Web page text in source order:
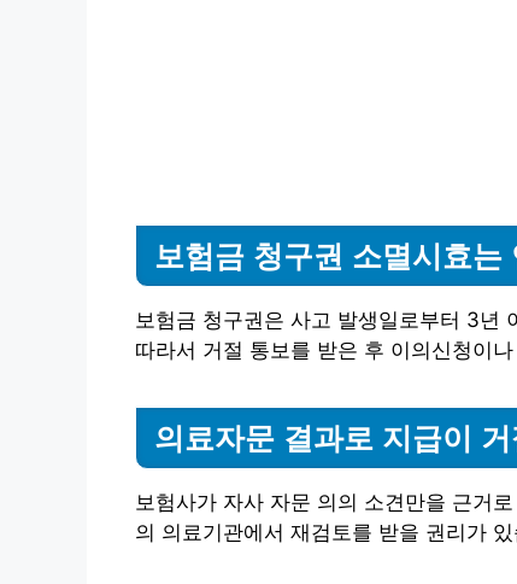
보험금 청구권 소멸시효는
보험금 청구권은 사고 발생일로부터 3년
따라서 거절 통보를 받은 후 이의신청이
의료자문 결과로 지급이
보험사가 자사 자문 의의 소견만을 근거
의 의료기관에서 재검토를 받을 권리가